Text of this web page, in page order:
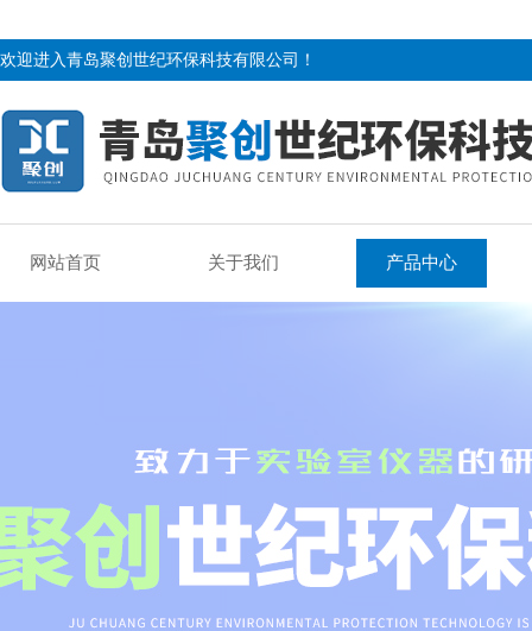
欢迎进入青岛聚创世纪环保科技有限公司！
网站首页 关于我们 产品中心